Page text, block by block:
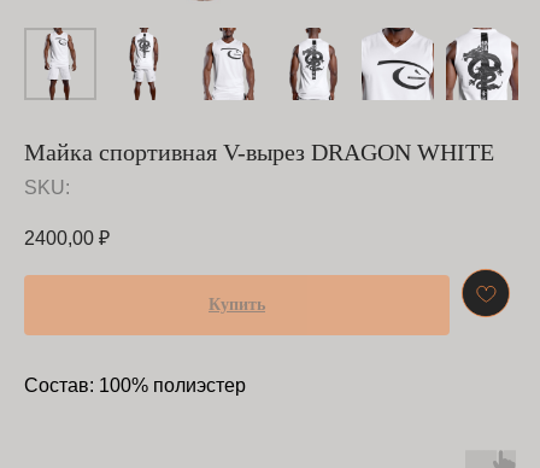
Майка спортивная V-вырез DRAGON WHITE
SKU:
2400,00 ₽
Купить
Состав: 100% полиэстер